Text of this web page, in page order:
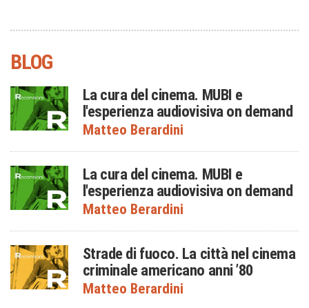
BLOG
La cura del cinema. MUBI e
l'esperienza audiovisiva on demand
Matteo Berardini
La cura del cinema. MUBI e
l'esperienza audiovisiva on demand
Matteo Berardini
Strade di fuoco. La città nel cinema
criminale americano anni ’80
Matteo Berardini